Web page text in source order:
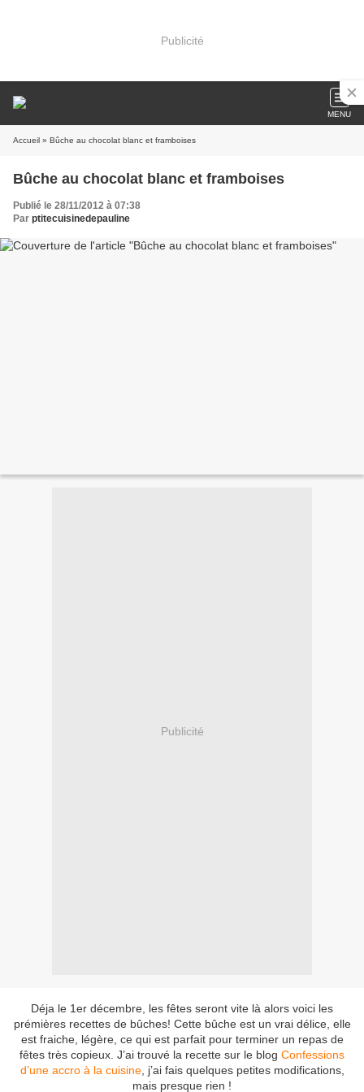
Publicité
MENU
Accueil » Bûche au chocolat blanc et framboises
Bûche au chocolat blanc et framboises
Publié le 28/11/2012 à 07:38
Par ptitecuisinedepauline
Publicité
Déja le 1er décembre, les fêtes seront vite là alors voici les
prémières recettes de bûches! Cette bûche est un vrai délice, elle
est fraiche, légère, ce qui est parfait pour terminer un repas de
fêtes très copieux. J’ai trouvé la recette sur le blog Confessions
d’une accro à la cuisine, j’ai fais quelques petites modifications,
mais presque rien !